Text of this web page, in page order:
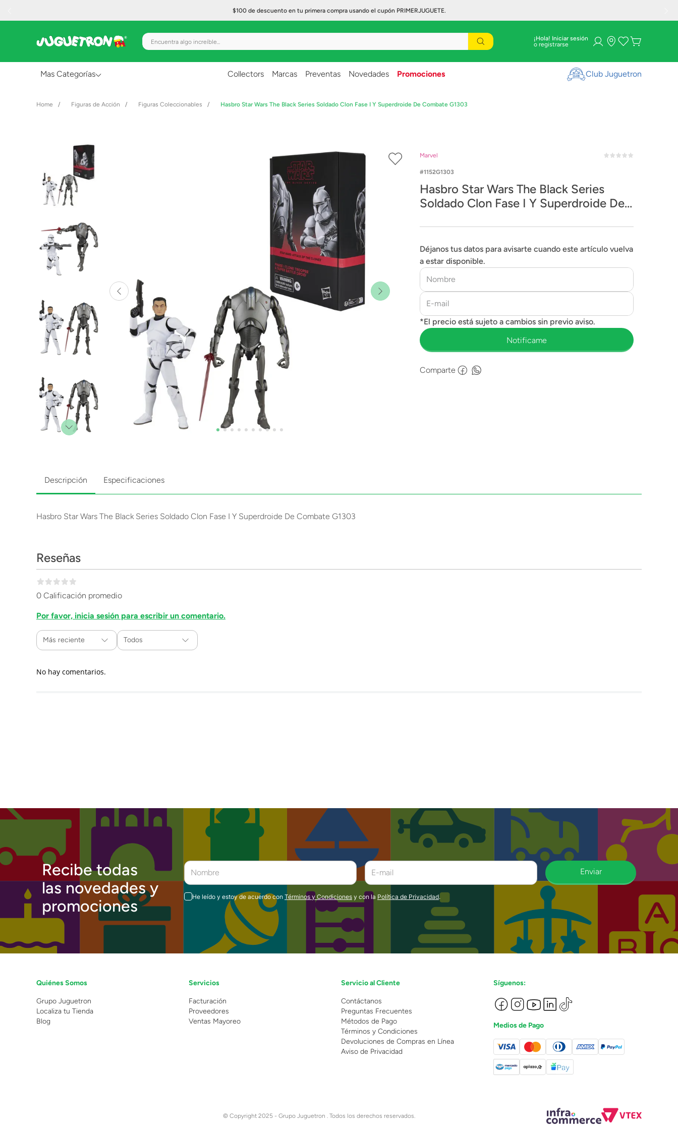
$100 de descuento en tu primera compra usando el cupón PRIMERJUGUETE.
Encuentra algo increíble... ¡Hola! Iniciar sesión
Mas Categorías
Creatividad y Arte
Figuras de Acción
Gadgets y Electrónicos
Lanzadores
Muñecas
Construcción
Vehículos y Pistas
Collectors Marcas Preventas Novedades Promociones Club Juguetron
Figuras de Acción Figuras Coleccionables Hasbro Star Wars The Black Series Soldado Clon Fase I Y Superdroide De Combate G1303
Marvel
1152G1303
Hasbro Star Wars The Black Series
Soldado Clon Fase I Y Superdroide De
Déjanos tus datos para avisarte cuando este artículo vuelva
a estar disponible.
Comparte
Descripción Especificaciones
Hasbro Star Wars The Black Series Soldado Clon Fase I Y Superdroide De Combate G1303
Reseñas
0 Calificación promedio
Por favor, inicia sesión para escribir un comentario.
Más reciente Todos
No hay comentarios.
Recibe todas
las novedades y
promociones
Enviar
He leído y estoy de acuerdo con Términos y Condiciones y con la Política de Privacidad.
Quiénes Somos
Grupo Juguetron
Localiza tu Tienda
Blog
Servicios
Facturación
Proveedores
Ventas Mayoreo
Servicio al Cliente
Contáctanos
Preguntas Frecuentes
Métodos de Pago
Términos y Condiciones
Devoluciones de Compras en Línea
Aviso de Privacidad
Síguenos:
Medios de Pago
© Copyright 2025 - Grupo Juguetron . Todos los derechos reservados.